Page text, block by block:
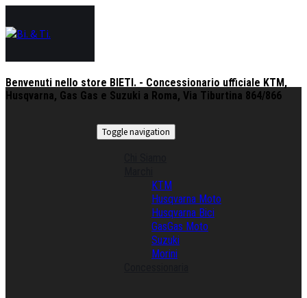
Benvenuti nello store BIETI. - Concessionario ufficiale KTM,
Husqvarna, Gas Gas e Suzuki a Roma, Via Tiburtina 864/866
Toggle navigation
KTM
Husqvarna Moto
Husqvarna Bici
GasGas Moto
Suzuki
Morini